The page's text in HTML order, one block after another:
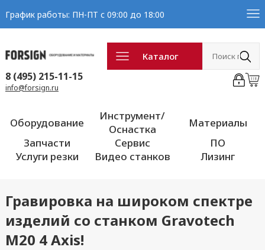
График работы: ПН-ПТ с 09:00 до 18:00
Каталог
8 (495) 215-11-15
info@forsign.ru
Оборудование
Инструмент/
Оснастка
Материалы
Запчасти
Сервис
ПО
Услуги резки
Видео станков Лизинг
Гравировка на широком спектре
изделий со станком Gravotech
M20 4 Axis!